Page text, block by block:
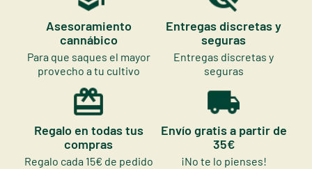
Asesoramiento
cannábico
Para que saques el mayor
provecho a tu cultivo
Entregas discretas y
seguras
Entregas discretas y
seguras
Regalo en todas tus
compras
Regalo cada 15€ de pedido
Envío gratis a partir de
35€
¡No te lo pienses!